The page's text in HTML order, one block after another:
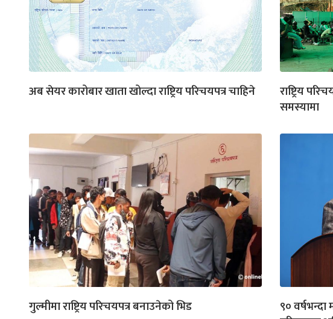
अब सेयर कारोबार खाता खोल्दा राष्ट्रिय परिचयपत्र चाहिने
राष्ट्रिय
समस्यामा
गुल्मीमा राष्ट्रिय परिचयपत्र बनाउनेको भिड
९० वर्षभन्दा